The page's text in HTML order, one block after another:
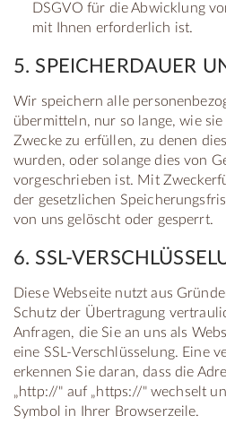
DSGVO für die Abwicklung
mit Ihnen erforderlich ist.
5. SPEICHERDAUER
Wir speichern alle
übermitteln, nur so lange, wie
Zwecke zu erfüllen, zu denen
wurden, oder solange dies von
vorgeschrieben ist. Mit
der gesetzlichen
von uns gelöscht oder gesperrt.
6. SSL-
Diese Webseite nutzt aus
Schutz der Übertragung
Anfragen, die Sie an uns als
eine SSL-Verschlüsselung. Eine
erkennen Sie daran, dass die
„http://" auf „https://" wechselt
Symbol in Ihrer Browserzeile.